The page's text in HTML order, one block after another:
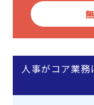
人事がコア業